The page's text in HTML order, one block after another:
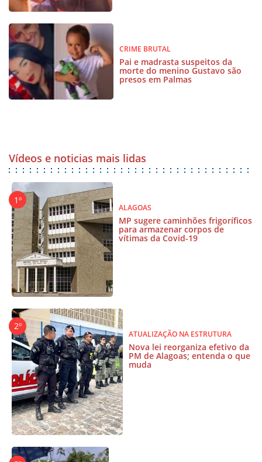
CRIME BRUTAL
Pai e madrasta suspeitos da
morte do menino Gustavo são
presos em Palmas
Vídeos e noticias mais lidas
ALAGOAS
MP sugere caminhões frigoríficos
para armazenar corpos de
vítimas da Covid-19
ATUALIZAÇÃO NA ESTRUTURA
Nova lei reorganiza efetivo da
PM de Alagoas; entenda o que
muda